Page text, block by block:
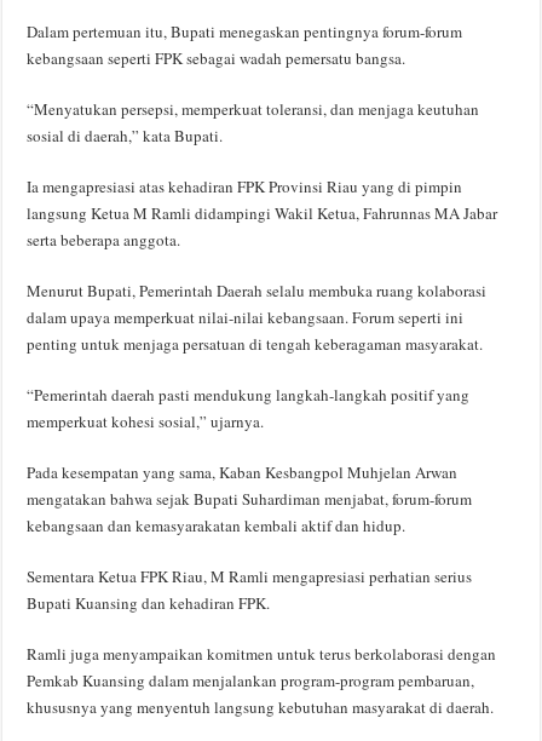
Dalam pertemuan itu, Bupati menegaskan pentingnya forum-forum
kebangsaan seperti FPK sebagai wadah pemersatu bangsa.
“Menyatukan persepsi, memperkuat toleransi, dan menjaga keutuhan
sosial di daerah,” kata Bupati.
Ia mengapresiasi atas kehadiran FPK Provinsi Riau yang di pimpin
langsung Ketua M Ramli didampingi Wakil Ketua, Fahrunnas MA Jabar
serta beberapa anggota.
Menurut Bupati, Pemerintah Daerah selalu membuka ruang kolaborasi
dalam upaya memperkuat nilai-nilai kebangsaan. Forum seperti ini
penting untuk menjaga persatuan di tengah keberagaman masyarakat.
“Pemerintah daerah pasti mendukung langkah-langkah positif yang
memperkuat kohesi sosial,” ujarnya.
Pada kesempatan yang sama, Kaban Kesbangpol Muhjelan Arwan
mengatakan bahwa sejak Bupati Suhardiman menjabat, forum-forum
kebangsaan dan kemasyarakatan kembali aktif dan hidup.
Sementara Ketua FPK Riau, M Ramli mengapresiasi perhatian serius
Bupati Kuansing dan kehadiran FPK.
Ramli juga menyampaikan komitmen untuk terus berkolaborasi dengan
Pemkab Kuansing dalam menjalankan program-program pembaruan,
khususnya yang menyentuh langsung kebutuhan masyarakat di daerah.